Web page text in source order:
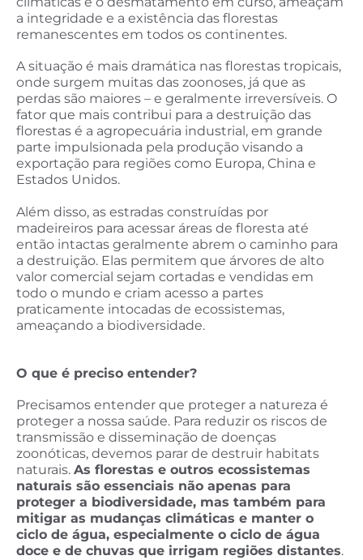
a integridade e a existência das florestas
remanescentes em todos os continentes.
A situação é mais dramática nas florestas tropicais,
onde surgem muitas das zoonoses, já que as
perdas são maiores – e geralmente irreversíveis. O
fator que mais contribui para a destruição das
florestas é a agropecuária industrial, em grande
parte impulsionada pela produção visando a
exportação para regiões como Europa, China e
Estados Unidos.
Além disso, as estradas construídas por
madeireiros para acessar áreas de floresta até
então intactas geralmente abrem o caminho para
a destruição. Elas permitem que árvores de alto
valor comercial sejam cortadas e vendidas em
todo o mundo e criam acesso a partes
praticamente intocadas de ecossistemas,
ameaçando a biodiversidade.
O que é preciso entender?
Precisamos entender que proteger a natureza é
proteger a nossa saúde. Para reduzir os riscos de
transmissão e disseminação de doenças
zoonóticas, devemos parar de destruir habitats
naturais. As florestas e outros ecossistemas
naturais são essenciais não apenas para
proteger a biodiversidade, mas também para
mitigar as mudanças climáticas e manter o
ciclo de água, especialmente o ciclo de água
doce e de chuvas que irrigam regiões distantes.